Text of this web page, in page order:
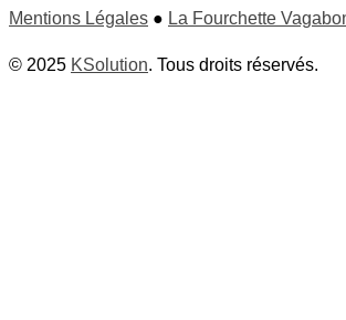
Mentions Légales ● La Fourchette
© 2025 KSolution. Tous droits réservés.